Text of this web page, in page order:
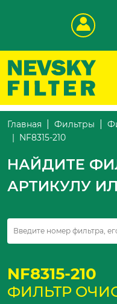
Главная Фильтры
NF8315-210
НАЙДИТЕ
АРТИКУЛУ
NF8315-210
ФИЛЬТР